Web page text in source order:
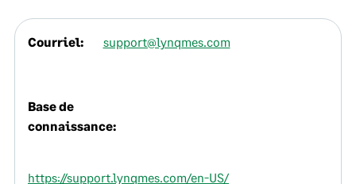
Courriel: support@lynqmes.com
Base de
connaissance:
https://support.lynqmes.com/en-US/